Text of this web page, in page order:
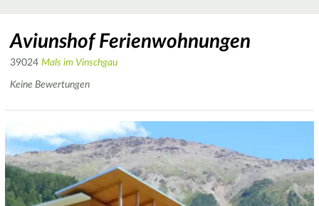
Aviunshof Ferienwohnungen
39024 Mals im Vinschgau
Keine Bewertungen